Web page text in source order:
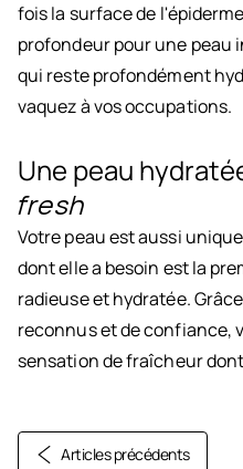
fois la surface de
profondeur pour une
qui reste profondément
vaquez à vos occupations.
Une peau
fresh
Votre peau est aussi
dont elle a besoin est la
radieuse et hydratée.
reconnus et de confiance,
sensation de fraîcheur
Articles précédents